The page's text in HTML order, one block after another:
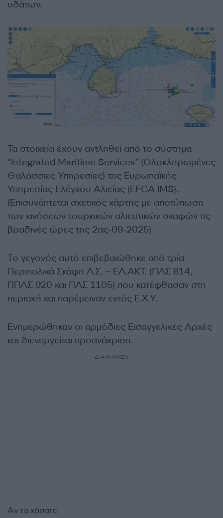
υδάτων.
Τα στοιχεία έχουν αντληθεί από το σύστημα
“Integrated Maritime Services” (Ολοκληρωμένες
Θαλάσσιες Υπηρεσίες) της Ευρωπαϊκής
Υπηρεσίας Ελέγχου Αλιείας (EFCA IMS).
(Επισυνάπτεται σχετικός χάρτης με αποτύπωση
των κινήσεων τουρκικών αλιευτικών σκαφών τις
βραδινές ώρες της 2ας-09-2025)
Το γεγονός αυτό επιβεβαιώθηκε από τρία
Περιπολικά Σκάφη Λ.Σ. – ΕΛ.ΑΚΤ. (ΠΛΣ 614,
ΠΠΛΣ 920 και ΠΛΣ 1105) που κατέφθασαν στη
περιοχή και παρέμειναν εντός Ε.Χ.Υ..
Ενημερώθηκαν οι αρμόδιες Εισαγγελικές Αρχές
και διενεργείται προανάκριση.
ΔΙΑΦΗΜΙΣΗ
Αν τα χάσατε